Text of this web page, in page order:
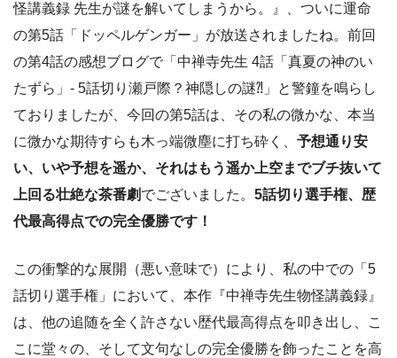
怪講義録 先生が謎を解いてしまうから。』、ついに運命
の第5話「ドッペルゲンガー」が放送されましたね。前回
の第4話の感想ブログで「中禅寺先生 4話「真夏の神のい
たずら」- 5話切り瀬戸際？神隠しの謎⁈」と警鐘を鳴らし
ておりましたが、今回の第5話は、その私の微かな、本当
に微かな期待すらも木っ端微塵に打ち砕く、 予想通り安
い、いや予想を遥か、それはもう遥か上空までブチ抜いて
上回る壮絶な茶番劇 でございました。 5話切り選手権、歴
代最高得点での完全優勝です！
この衝撃的な展開（悪い意味で）により、私の中での「5
話切り選手権」において、本作『中禅寺先生物怪講義録』
は、他の追随を全く許さない歴代最高得点を叩き出し、こ
こに堂々の、そして文句なしの完全優勝を飾ったことを高